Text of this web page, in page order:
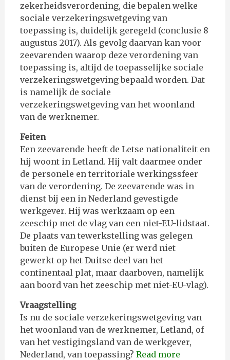
zekerheidsverordening, die bepalen welke
sociale verzekeringswetgeving van
toepassing is, duidelijk geregeld (conclusie 8
augustus 2017). ​Als gevolg daarvan kan voor
zeevarenden waarop deze verordening van
toepassing is, altijd de toepasselijke sociale
verzekeringswetgeving bepaald worden. Dat
is namelijk de sociale
verzekeringswetgeving van het woonland
van de werknemer.
Feiten
Een zeevarende heeft de Letse nationaliteit en
hij woont in Letland. Hij valt daarmee onder
de personele en territoriale werkingssfeer
van de verordening. De zeevarende was in
dienst bij een in Nederland gevestigde
werkgever. Hij was werkzaam op een
zeeschip met de vlag van een niet-EU-lidstaat.
De plaats van tewerkstelling was gelegen
buiten de Europese Unie (er werd niet
gewerkt op het Duitse deel van het
continentaal plat, maar daarboven, namelijk
aan boord van het zeeschip met niet-EU-vlag).
Vraagstelling
Is nu de sociale verzekeringswetgeving van
het woonland van de werknemer, Letland, of
van het vestigingsland van de werkgever,
Nederland, van toepassing? Read more